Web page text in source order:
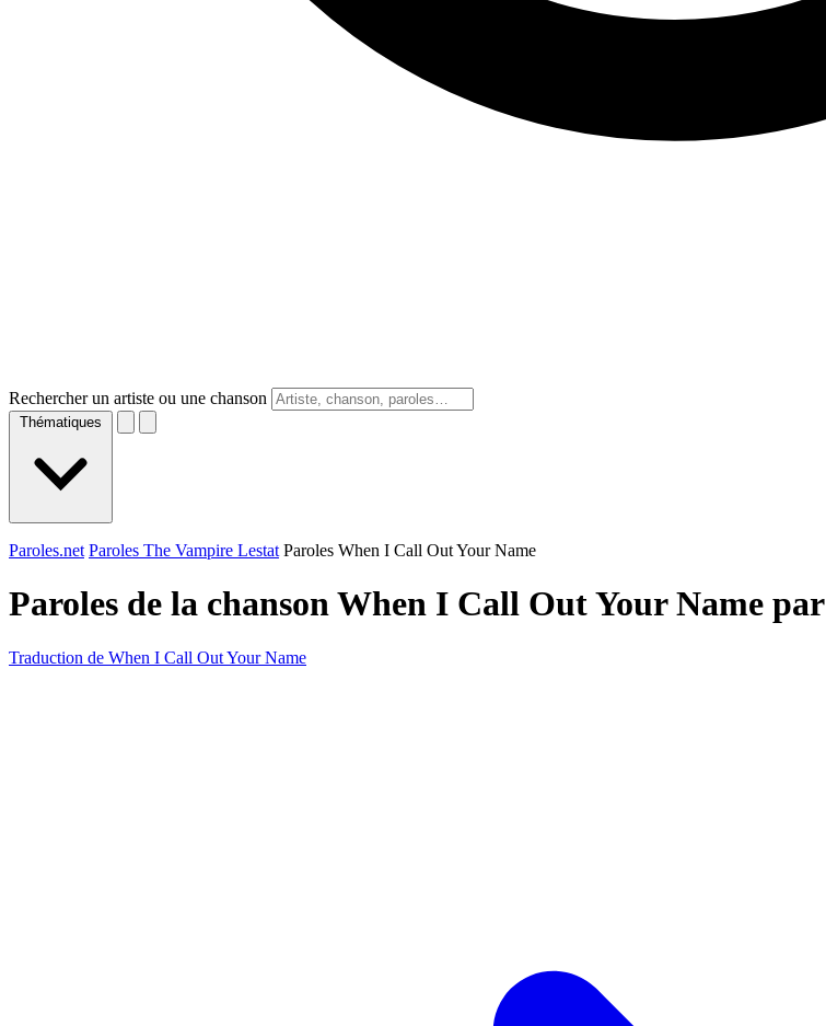
Rechercher un artiste ou une chanson
Thématiques
Paroles.net Paroles The Vampire Lestat Paroles When I Call Out Your Name
Paroles de la chanson When I Call Out Your Name par
Traduction de When I Call Out Your Name